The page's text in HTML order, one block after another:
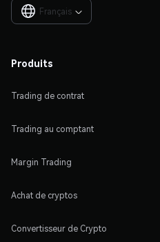
Français 
Produits
Trading de contrat
Trading au comptant
Margin Trading
Achat de cryptos
Convertisseur de Crypto